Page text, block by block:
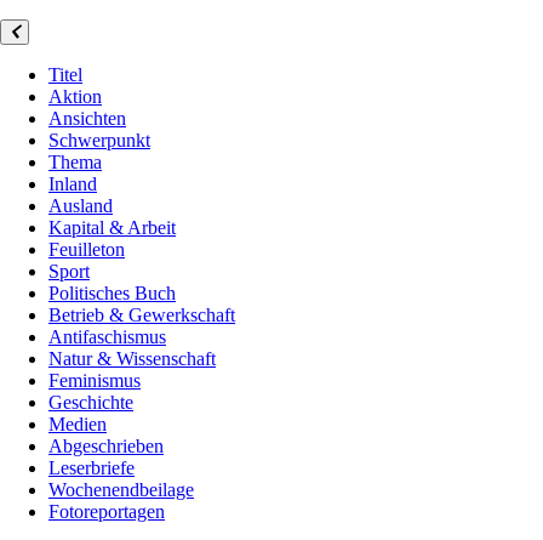
Titel
Aktion
Ansichten
Schwerpunkt
Thema
Inland
Ausland
Kapital & Arbeit
Feuilleton
Sport
Politisches Buch
Betrieb & Gewerkschaft
Antifaschismus
Natur & Wissenschaft
Feminismus
Geschichte
Medien
Abgeschrieben
Leserbriefe
Wochenendbeilage
Fotoreportagen